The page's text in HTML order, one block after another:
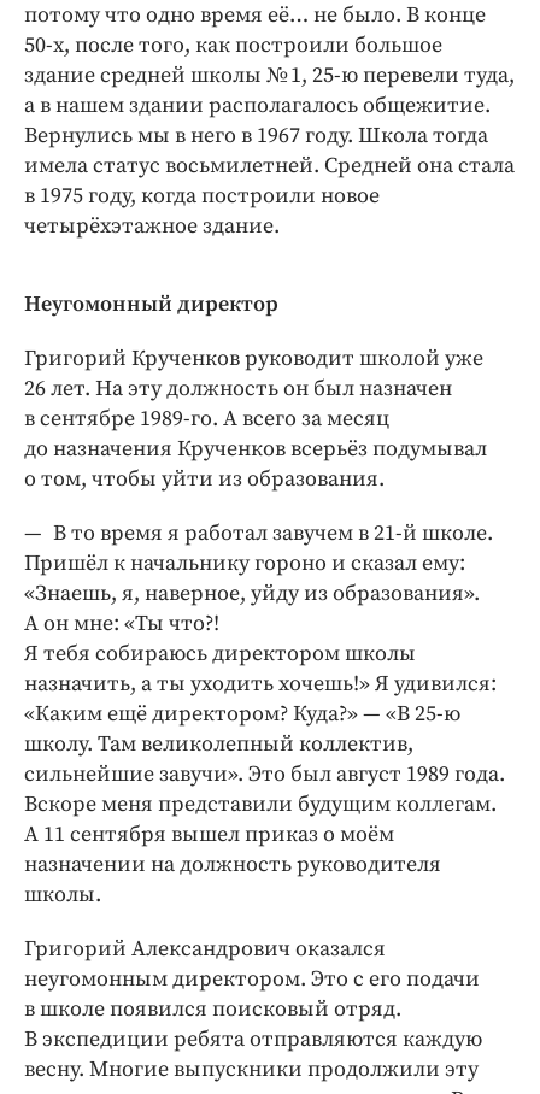
потому что одно время её… не было. В конце
50-х, после того, как построили большое
здание средней школы № 1, 25-ю перевели туда,
а в нашем здании располагалось общежитие.
Вернулись мы в него в 1967 году. Школа тогда
имела статус восьмилетней. Средней она стала
в 1975 году, когда построили новое
четырёхэтажное здание.
Неугомонный директор
Григорий Крученков руководит школой уже
26 лет. На эту должность он был назначен
в сентябре 1989-го. А всего за месяц
до назначения Крученков всерьёз подумывал
о том, чтобы уйти из образования.
— В то время я работал завучем в 21-й школе.
Пришёл к начальнику гороно и сказал ему:
«Знаешь, я, наверное, уйду из образования».
А он мне: «Ты что?!
Я тебя собираюсь директором школы
назначить, а ты уходить хочешь!» Я удивился:
«Каким ещё директором? Куда?» — «В 25-ю
школу. Там великолепный коллектив,
сильнейшие завучи». Это был август 1989 года.
Вскоре меня представили будущим коллегам.
А 11 сентября вышел приказ о моём
назначении на должность руководителя
школы.
Григорий Александрович оказался
неугомонным директором. Это с его подачи
в школе появился поисковый отряд.
В экспедиции ребята отправляются каждую
весну. Многие выпускники продолжили эту